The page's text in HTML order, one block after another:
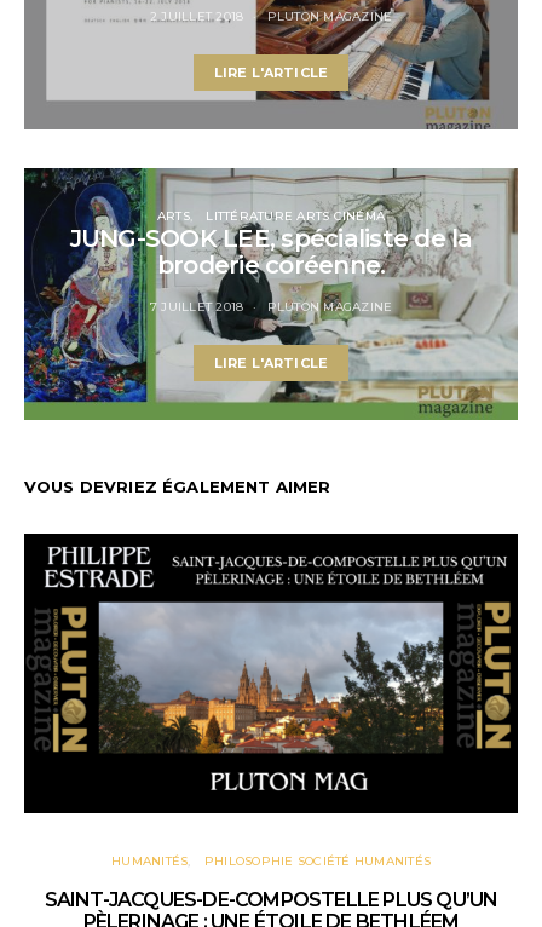
2 JUILLET 2018 PLUTON MAGAZINE
LIRE L'ARTICLE
ARTS LITTÉRATURE ARTS CINÉMA
JUNG-SOOK LEE, spécialiste de la
broderie coréenne.
7 JUILLET 2018 PLUTON MAGAZINE
LIRE L'ARTICLE
VOUS DEVRIEZ ÉGALEMENT AIMER
HUMANITÉS PHILOSOPHIE SOCIÉTÉ HUMANITÉS
SAINT-JACQUES-DE-COMPOSTELLE PLUS QU’UN
PÈLERINAGE : UNE ÉTOILE DE BETHLÉEM